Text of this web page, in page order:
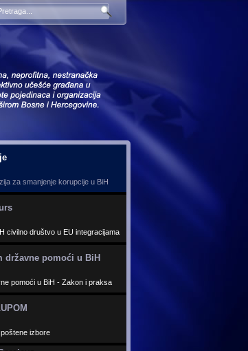
državne pomoći u